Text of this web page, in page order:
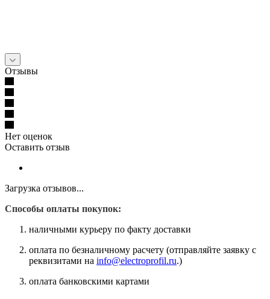
Отзывы
Нет оценок
Оставить отзыв
Загрузка отзывов...
Способы оплаты покупок:
наличными курьеру по факту доставки
оплата по безналичному расчету (отправляйте заявку с
реквизитами на info@electroprofil.ru.)
оплата банковскими картами